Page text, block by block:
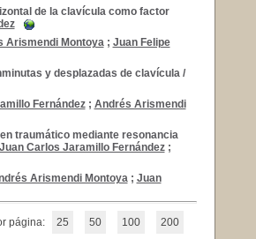
de la clavícula como factor
Arismendi Montoya; Juan Felipe
y desplazadas de clavícula/
Fernández; Andrés Arismendi
traumático mediante resonancia
Juan Carlos Jaramillo Fernández;
Arismendi Montoya; Juan
página: 25 50 100 200